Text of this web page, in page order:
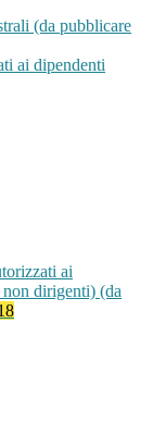
(da pubblicare
ai dipendenti
ai
dirigenti) (da